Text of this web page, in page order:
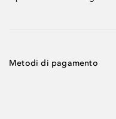
Metodi di pagamento